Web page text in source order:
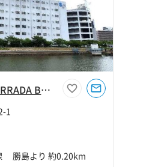
【東京都品川区】TERRADA BUSINESS STORAGE 勝島
1
勝島より 約0.20km